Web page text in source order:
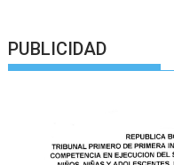
PUBLICIDAD